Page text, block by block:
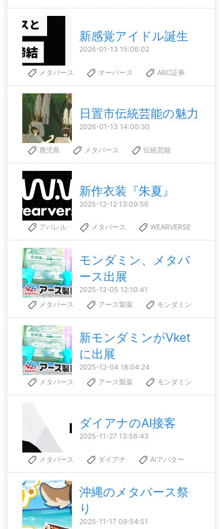
新感覚アイドル誕生
2026-01-13 15:06:02
メタバース オーバース ABC証券
日置市伝統芸能の魅力
2026-01-13 14:00:30
鹿児島 メタバース 伝統芸能
新作衣装『朱夏』
2025-12-12 13:09:56
アパレル メタバース WEARVERSE
モンダミン、メタバ
ース出展
2025-12-05 12:10:41
メタバース
アース製薬 モンダミン
新モンダミンがVket
に出展
2025-12-04 18:04:24
メタバース
アース製薬 モンダミン
ダイアナのAI接客
2025-11-27 13:56:43
メタバース ダイアナ AIアバター
沖縄のメタバース祭
り
2025-11-17 09:54:51